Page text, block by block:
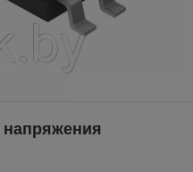
напряжения